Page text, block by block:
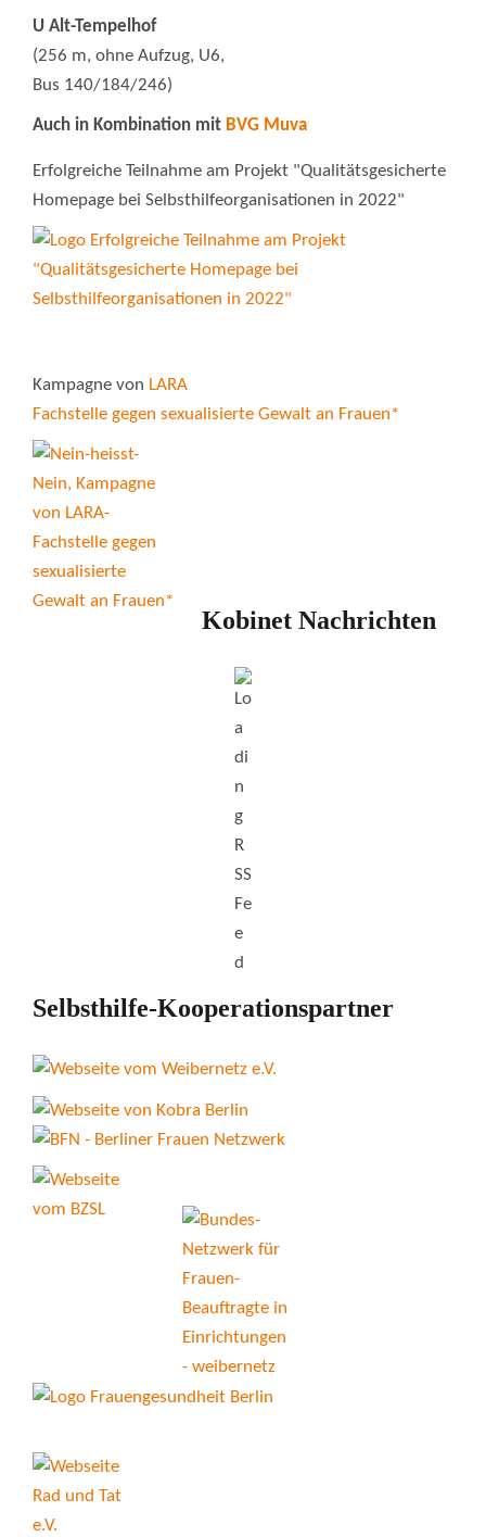
U Alt-Tempelhof
(256 m, ohne Aufzug, U6,
Bus 140/184/246)
Auch in Kombination mit BVG Muva
Erfolgreiche Teilnahme am Projekt "Qualitätsgesicherte
Homepage bei Selbsthilfeorganisationen in 2022"
Kampagne von LARA
Fachstelle gegen sexualisierte Gewalt an Frauen*
Kobinet Nachrichten
Selbsthilfe-Kooperationspartner